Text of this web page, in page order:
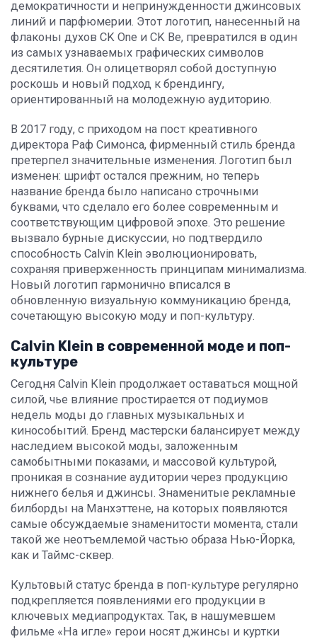
демократичности и непринужденности джинсовых
линий и парфюмерии. Этот логотип, нанесенный на
флаконы духов CK One и CK Be, превратился в один
из самых узнаваемых графических символов
десятилетия. Он олицетворял собой доступную
роскошь и новый подход к брендингу,
ориентированный на молодежную аудиторию.
В 2017 году, с приходом на пост креативного
директора Раф Симонса, фирменный стиль бренда
претерпел значительные изменения. Логотип был
изменен: шрифт остался прежним, но теперь
название бренда было написано строчными
буквами, что сделало его более современным и
соответствующим цифровой эпохе. Это решение
вызвало бурные дискуссии, но подтвердило
способность Calvin Klein эволюционировать,
сохраняя приверженность принципам минимализма.
Новый логотип гармонично вписался в
обновленную визуальную коммуникацию бренда,
сочетающую высокую моду и поп-культуру.
Calvin Klein в современной моде и поп-
культуре
Сегодня Calvin Klein продолжает оставаться мощной
силой, чье влияние простирается от подиумов
недель моды до главных музыкальных и
кинособытий. Бренд мастерски балансирует между
наследием высокой моды, заложенным
самобытными показами, и массовой культурой,
проникая в сознание аудитории через продукцию
нижнего белья и джинсы. Знаменитые рекламные
билборды на Манхэттене, на которых появляются
самые обсуждаемые знаменитости момента, стали
такой же неотъемлемой частью образа Нью-Йорка,
как и Таймс-сквер.
Культовый статус бренда в поп-культуре регулярно
подкрепляется появлениями его продукции в
ключевых медиапродуктах. Так, в нашумевшем
фильме «На игле» герои носят джинсы и куртки